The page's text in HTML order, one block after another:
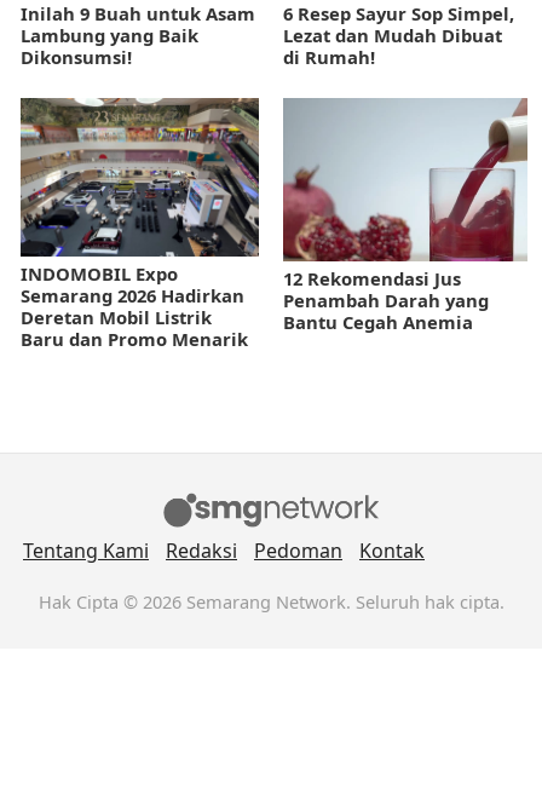
Inilah 9 Buah untuk Asam
Lambung yang Baik
Dikonsumsi!
6 Resep Sayur Sop Simpel,
Lezat dan Mudah Dibuat
di Rumah!
INDOMOBIL Expo
Semarang 2026 Hadirkan
Deretan Mobil Listrik
Baru dan Promo Menarik
12 Rekomendasi Jus
Penambah Darah yang
Bantu Cegah Anemia
Tentang Kami Redaksi Pedoman Kontak
Hak Cipta © 2026 Semarang Network. Seluruh hak cipta.